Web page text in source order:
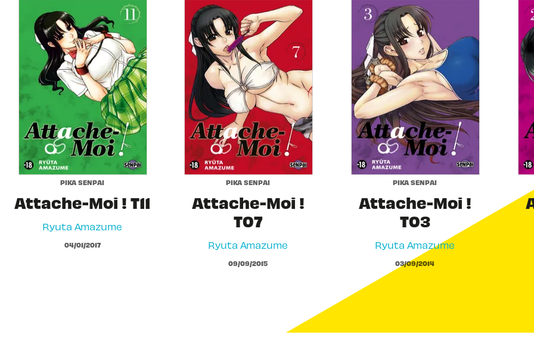
PIKA SENPAI
Attache-Moi ! T11
Ryuta Amazume
04/01/2017
PIKA SENPAI
Attache-Moi !
T07
Ryuta Amazume
09/09/2015
PIKA SENPAI
Attache-Moi !
T03
Ryuta Amazume
03/09/2014